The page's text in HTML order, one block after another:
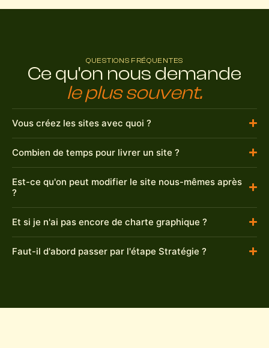
QUESTIONS FRÉQUENTES
Ce qu'on nous demande
le plus souvent.
Vous créez les sites avec quoi ?
Combien de temps pour livrer un site ?
Est-ce qu'on peut modifier le site nous-mêmes après
?
Et si je n'ai pas encore de charte graphique ?
Faut-il d'abord passer par l'étape Stratégie ?